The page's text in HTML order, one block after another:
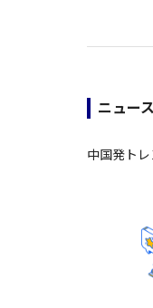
ニュー
中国発トレ